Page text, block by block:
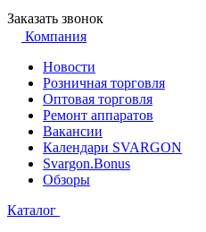
Заказать звонок
Компания
Новости
Розничная торговля
Оптовая торговля
Ремонт аппаратов
Вакансии
Календари SVARGON
Svargon.Bonus
Обзоры
Каталог